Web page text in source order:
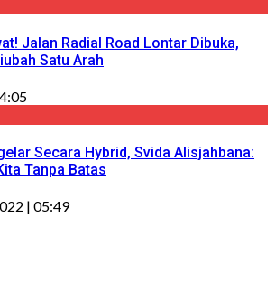
Jalan Radial Road Lontar Dibuka,
Satu Arah
Secara Hybrid, Svida Alisjahbana:
Tanpa Batas
| 05:49